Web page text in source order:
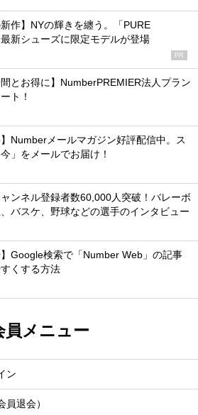
新作】NYの輝きを纏う。「PURE
新シューズに限定モデルが登場
PR
間とお得に】NumberPREMIER法人プラン
ト！
】Numberメールマガジン好評配信中。ス
」をメールでお届け！
ンネル登録者数60,000人突破！バレーボ
バスケ、野球などの選手のインタビュー
】Google検索で「Number Web」の記事
くする方法
員メニュー
ン
員退会）